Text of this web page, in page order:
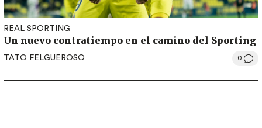
REAL SPORTING
Un nuevo contratiempo en el camino del Sporting
TATO FELGUEROSO 0